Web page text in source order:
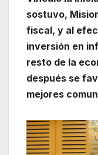
sostuvo,
fiscal, y al
inversión en
resto de la
después se
mejores